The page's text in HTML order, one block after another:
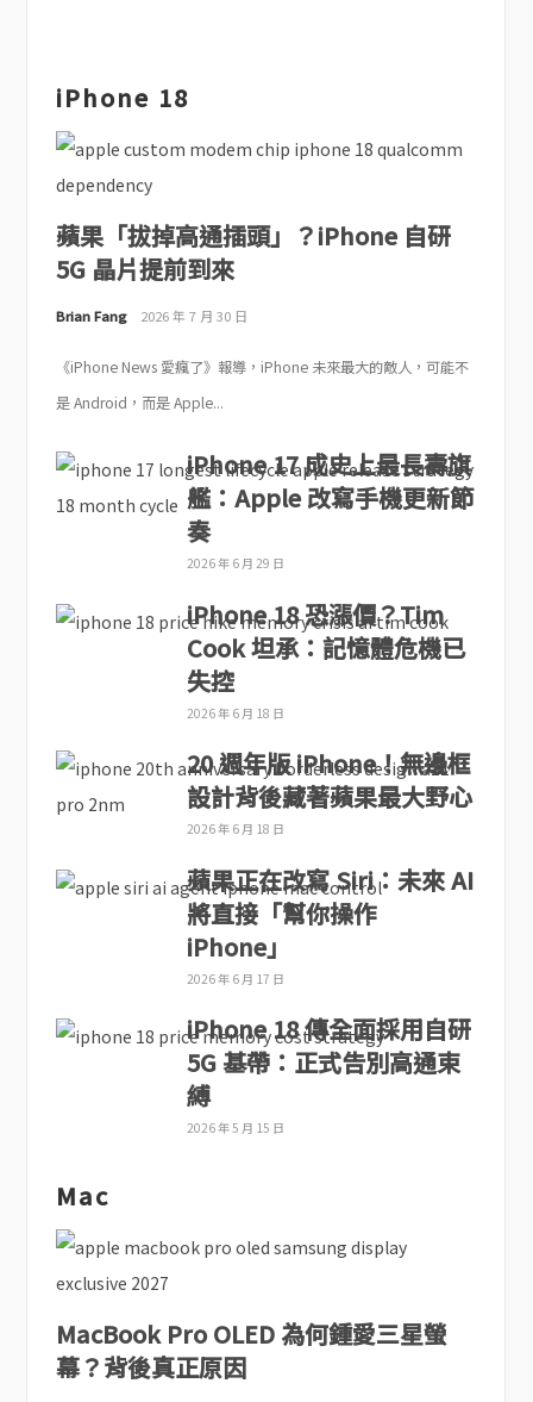
iPhone 18
蘋果「拔掉高通插頭」？iPhone 自研
5G 晶片提前到來
Brian Fang 2026 年 7 月 30 日
《iPhone News 愛瘋了》報導，iPhone 未來最大的敵人，可能不
是 Android，而是 Apple...
iPhone 17 成史上最長壽旗
艦：Apple 改寫手機更新節
奏
2026 年 6 月 29 日
iPhone 18 恐漲價？Tim
Cook 坦承：記憶體危機已
失控
2026 年 6 月 18 日
20 週年版 iPhone！無邊框
設計背後藏著蘋果最大野心
2026 年 6 月 18 日
蘋果正在改寫 Siri：未來 AI
將直接「幫你操作
iPhone」
2026 年 6 月 17 日
iPhone 18 傳全面採用自研
5G 基帶：正式告別高通束
縛
2026 年 5 月 15 日
Mac
MacBook Pro OLED 為何鍾愛三星螢
幕？背後真正原因